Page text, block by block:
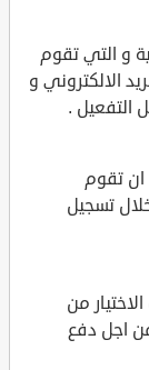
و التي تقوم
الالكتروني و
التفعيل .
ان تقوم
تسجيل
من
من اجل دفع